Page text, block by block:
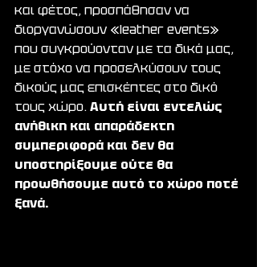
και φέτος, προσπάθησαν να
διοργανώσουν «leather events»
που συγκρούονταν με τα δικά μας,
με στόχο να προσελκύσουν τους
δικούς μας επισκέπτες στο δικό
τους χώρο. Αυτή είναι εντελώς
ανήθικη και απαράδεκτη
συμπεριφορά και δεν θα
υποστηρίξουμε ούτε θα
προωθήσουμε αυτό το χώρο ποτέ
ξανά.